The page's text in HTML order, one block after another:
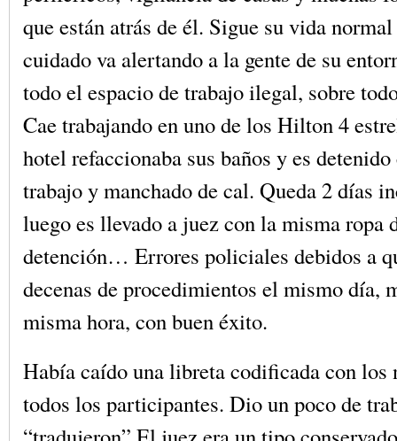
que están atrás de él. Sigue su vida
cuidado va alertando a la gente de su
todo el espacio de trabajo ilegal, sobre
Cae trabajando en uno de los Hilton 4
hotel refaccionaba sus baños y es
trabajo y manchado de cal. Queda 2 días
luego es llevado a juez con la misma ropa
detención… Errores policiales debidos a
decenas de procedimientos el mismo día,
misma hora, con buen éxito.
Había caído una libreta codificada con los
todos los participantes. Dio un poco de